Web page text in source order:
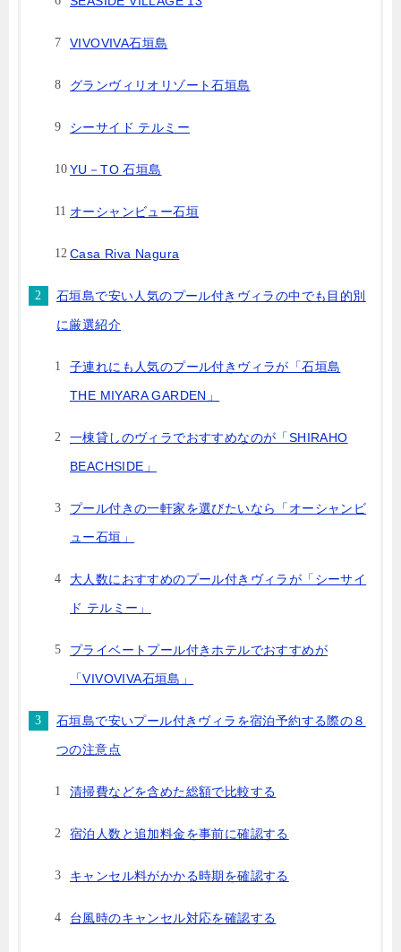
VIVOVIVA石垣島
グランヴィリオリゾート石垣島
シーサイド テルミー
YU－TO 石垣島
オーシャンビュー石垣
Casa Riva Nagura
石垣島で安い人気のプール付きヴィラの中でも目的別
に厳選紹介
子連れにも人気のプール付きヴィラが「石垣島
THE MIYARA GARDEN」
一棟貸しのヴィラでおすすめなのが「SHIRAHO
BEACHSIDE」
プール付きの一軒家を選びたいなら「オーシャンビ
ュー石垣」
大人数におすすめのプール付きヴィラが「シーサイ
ド テルミー」
プライベートプール付きホテルでおすすめが
「VIVOVIVA石垣島」
石垣島で安いプール付きヴィラを宿泊予約する際の８
つの注意点
清掃費などを含めた総額で比較する
宿泊人数と追加料金を事前に確認する
キャンセル料がかかる時期を確認する
台風時のキャンセル対応を確認する